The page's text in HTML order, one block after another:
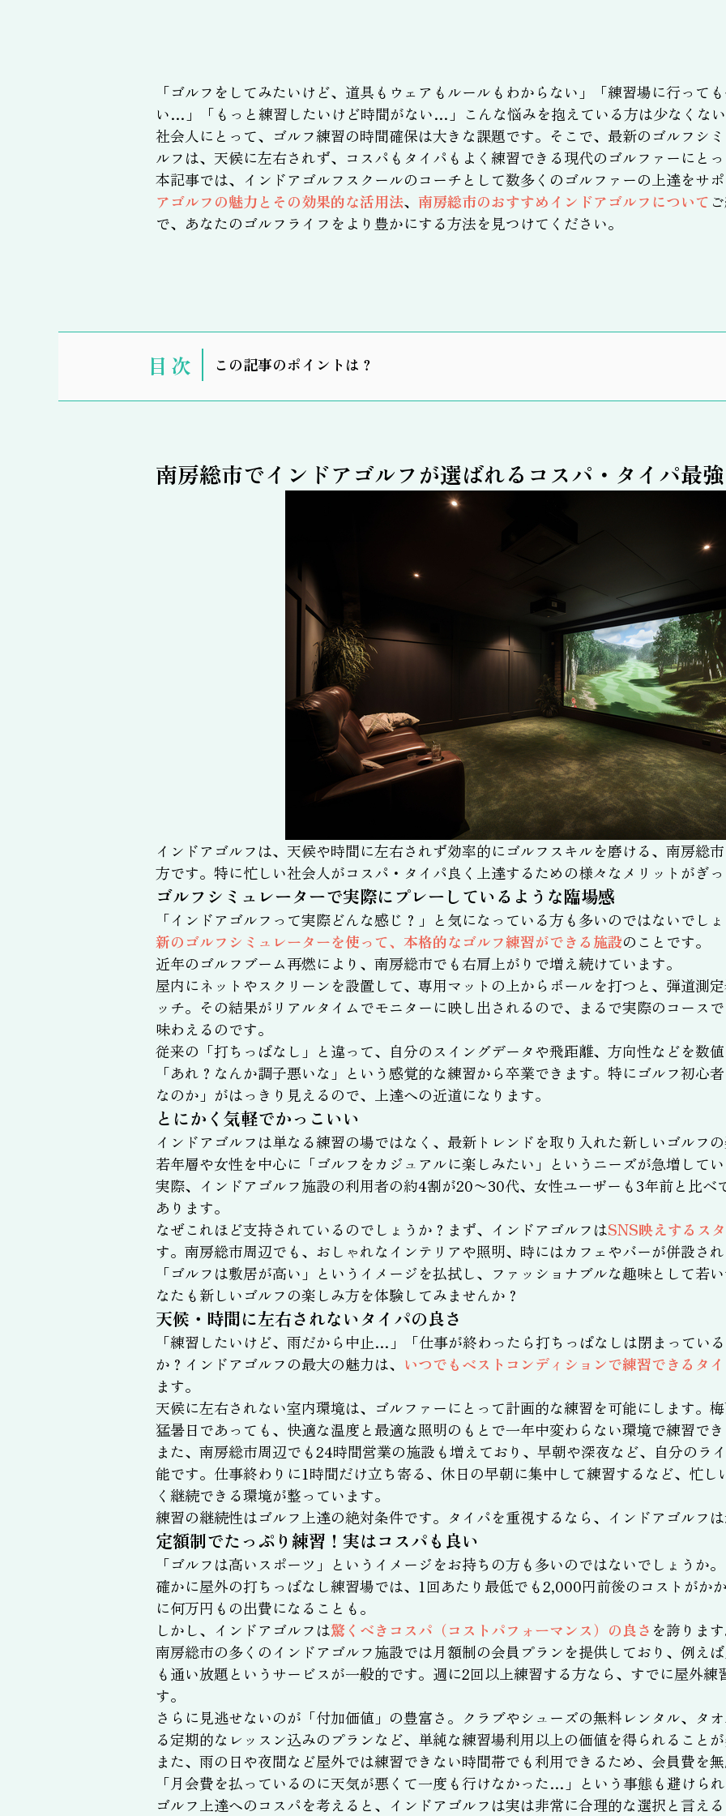
「ゴルフをしてみたいけど、道具もウェアもルールもわからない」「練習場に行って
い…」「もっと練習したいけど時間がない…」こんな悩みを抱えている方は少なくな
社会人にとって、ゴルフ練習の時間確保は大きな課題です。そこで、最新のゴルフシ
ルフは、天候に左右されず、コスパもタイパもよく練習できる現代のゴルファーにと
本記事では、インドアゴルフスクールのコーチとして数多くのゴルファーの上達をサ
アゴルフの魅力とその効果的な活用法、 南房総市のおすすめインドアゴルフについて
で、あなたのゴルフライフをより豊かにする方法を見つけてください。
この記事のポイントは？
表
示
南房総市でインドアゴルフが選ばれるコスパ・タイパ最
インドアゴルフは、天候や時間に左右されず効率的にゴルフスキルを磨ける、南房総
方です。特に忙しい社会人がコスパ・タイパ良く上達するための様々なメリットがぎ
ゴルフシミュレーターで実際にプレーしているような臨場感
「インドアゴルフって実際どんな感じ？」と気になっている方も多いのではないでし
新のゴルフシミュレーターを使って、本格的なゴルフ練習ができる施設のことです。
近年のゴルフブーム再燃により、南房総市でも右肩上がりで増え続けています。
屋内にネットやスクリーンを設置して、専用マットの上からボールを打つと、弾道測
ッチ。その結果がリアルタイムでモニターに映し出されるので、まるで実際のコース
味わえるのです。
従来の「打ちっぱなし」と違って、自分のスイングデータや飛距離、方向性などを数
「あれ？なんか調子悪いな」という感覚的な練習から卒業できます。特にゴルフ初心
なのか」がはっきり見えるので、上達への近道になります。
とにかく気軽でかっこいい
インドアゴルフは単なる練習の場ではなく、最新トレンドを取り入れた新しいゴルフ
若年層や女性を中心に「ゴルフをカジュアルに楽しみたい」というニーズが急増して
実際、インドアゴルフ施設の利用者の約4割が20〜30代、女性ユーザーも3年前と比べ
あります。
なぜこれほど支持されているのでしょうか？まず、インドアゴルフはSNS映えするス
す。南房総市周辺でも、おしゃれなインテリアや照明、時にはカフェやバーが併設さ
「ゴルフは敷居が高い」というイメージを払拭し、ファッショナブルな趣味として若
なたも新しいゴルフの楽しみ方を体験してみませんか？
天候・時間に左右されないタイパの良さ
「練習したいけど、雨だから中止…」「仕事が終わったら打ちっぱなしは閉まってい
か？インドアゴルフの最大の魅力は、 いつでもベストコンディションで練習できるタ
ます。
天候に左右されない室内環境は、ゴルファーにとって計画的な練習を可能にします。
猛暑日であっても、快適な温度と最適な照明のもとで一年中変わらない環境で練習で
また、南房総市周辺でも24時間営業の施設も増えており、早朝や深夜など、自分のラ
能です。仕事終わりに1時間だけ立ち寄る、休日の早朝に集中して練習するなど、忙
く継続できる環境が整っています。
練習の継続性はゴルフ上達の絶対条件です。タイパを重視するなら、インドアゴルフ
定額制でたっぷり練習！実はコスパも良い
「ゴルフは高いスポーツ」というイメージをお持ちの方も多いのではないでしょうか。
確かに屋外の打ちっぱなし練習場では、1回あたり最低でも2,000円前後のコストがか
に何万円もの出費になることも。
しかし、インドアゴルフは驚くべきコスパ（コストパフォーマンス）の良さ を誇りま
南房総市の多くのインドアゴルフ施設では月額制の会員プランを提供しており、例え
も通い放題というサービスが一般的です。週に2回以上練習する方なら、すでに屋外
す。
さらに見逃せないのが「付加価値」の豊富さ。クラブやシューズの無料レンタル、タ
る定期的なレッスン込みのプランなど、単純な練習場利用以上の価値を得られること
また、雨の日や夜間など屋外では練習できない時間帯でも利用できるため、会員費を
「月会費を払っているのに天気が悪くて一度も行けなかった…」という事態も避けら
ゴルフ上達へのコスパを考えると、インドアゴルフは実は非常に合理的な選択と言え